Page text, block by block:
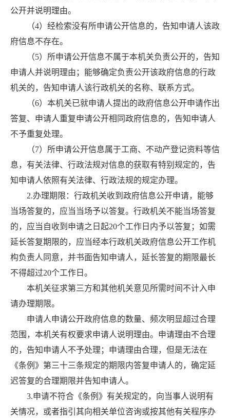
公开并说明理由。
（4）经检索没有所申请公开信息的，告知申请人该政
府信息不存在。
（5）所申请公开信息不属于本机关负责公开的，告知
申请人并说明理由；能够确定负责公开该政府信息的行政
机关的，告知申请人该行政机关的名称、联系方式。
（6）本机关已就申请人提出的政府信息公开申请作出
答复、申请人重复申请公开相同政府信息的，告知申请人
不予重复处理。
（7）所申请公开信息属于工商、不动产登记资料等信
息，有关法律、行政法规对信息的获取有特别规定的，告
知申请人依照有关法律、行政法规的规定办理。
2.办理期限：行政机关收到政府信息公开申请，能够
当场答复的，应当当场予以答复。行政机关不能当场答复
的，应当自收到申请之日起20个工作日内予以答复；如需
延长答复期限的，应当经本行政机关政府信息公开工作机
构负责人同意，并书面告知申请人，延长答复的期限最长
不得超过20个工作日。
本机关征求第三方和其他机关意见所需时间不计入申
请办理期限。
申请人申请公开政府信息的数量、频次明显超过合理
范围，本机关有权要求申请人说明理由。申请理由不合理
的，告知申请人不予处理；申请理由合理，但是无法在
《条例》第三十三条规定的期限内答复申请人的，确定延
迟答复的合理期限并告知申请人。
3.申请不符合《条例》有关规定的，向当事人说明有
关情况，或者指引其向相关单位咨询或按其他有关程序办